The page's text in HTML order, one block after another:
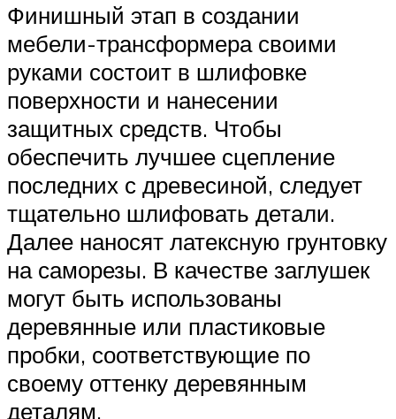
Финишный этап в создании
мебели-трансформера своими
руками состоит в шлифовке
поверхности и нанесении
защитных средств. Чтобы
обеспечить лучшее сцепление
последних с древесиной, следует
тщательно шлифовать детали.
Далее наносят латексную грунтовку
на саморезы. В качестве заглушек
могут быть использованы
деревянные или пластиковые
пробки, соответствующие по
своему оттенку деревянным
деталям.